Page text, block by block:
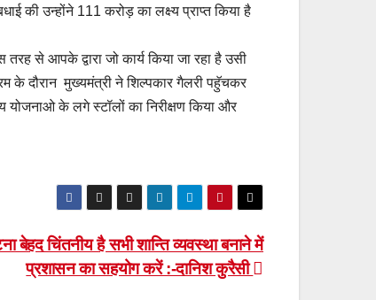
की उन्होंने 111 करोड़ का लक्ष्य प्राप्त किया है
से आपके द्वारा जो कार्य किया जा रहा है उसी
के दौरान मुख्यमंत्री ने शिल्पकार गैलरी पहॅुचकर
योजनाओ के लगे स्टॉलों का निरीक्षण किया और
बेहद चिंतनीय है सभी शान्ति व्यवस्था बनाने में
प्रशासन का सहयोग करें :-दानिश कुरैसी